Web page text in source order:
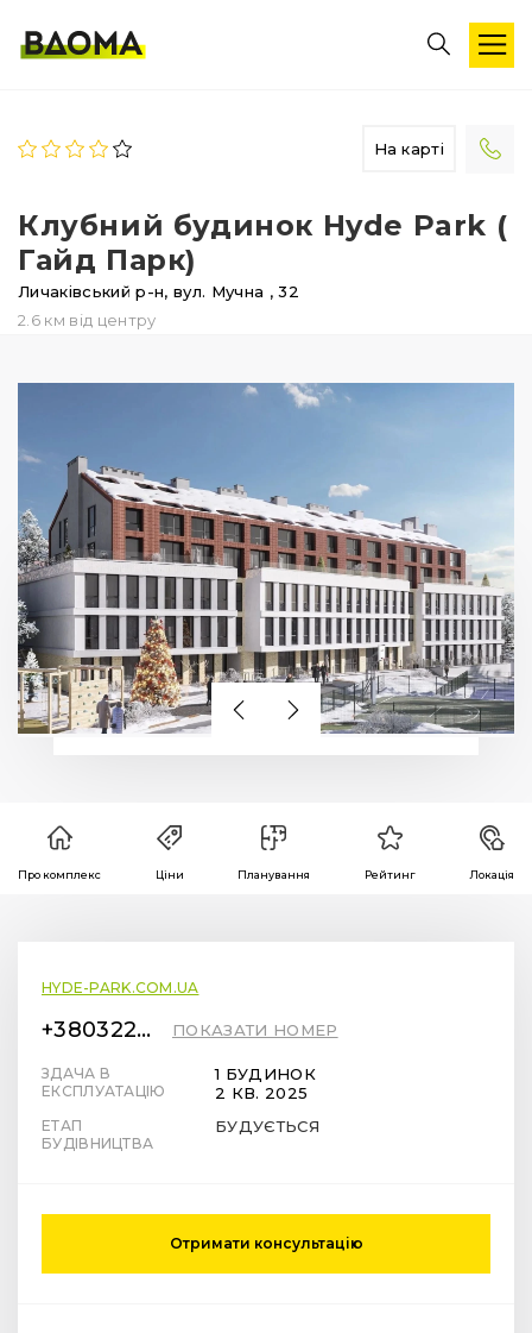
На карті
Клубний будинок Hyde Park (
Гайд Парк)
Личаківський р-н, вул. Мучна , 32
2.6 км від центру
Про комплекс Ціни Планування Рейтинг Локація
HYDE-PARK.COM.UA
+380322590687 ПОКАЗАТИ НОМЕР
ЗДАЧА В
ЕКСПЛУАТАЦІЮ
1 БУДИНОК
2 КВ. 2025
ЕТАП
БУДІВНИЦТВА
БУДУЄТЬСЯ
Отримати консультацію